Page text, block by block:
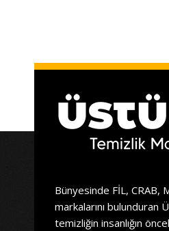
Bünyesinde FİL, CRAB,
markalarını bulunduran
temizliğin insanlığın